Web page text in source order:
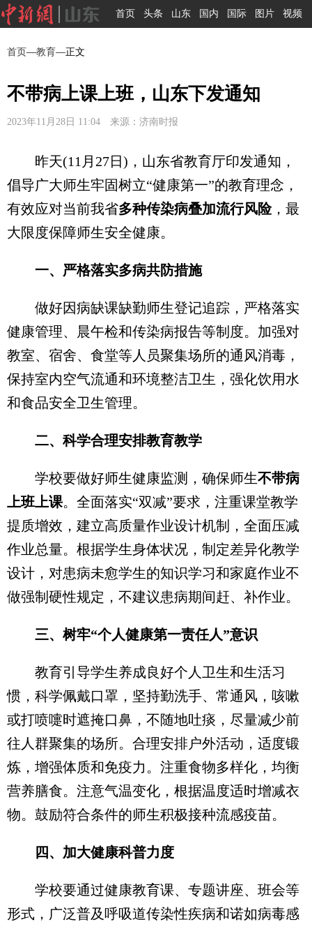
首页 头条 山东 国内 国际 图片 视频
首页—教育—正文
不带病上课上班，山东下发通知
2023年11月28日 11:04 来源：济南时报
昨天(11月27日)，山东省教育厅印发通知，
倡导广大师生牢固树立“健康第一”的教育理念，
有效应对当前我省多种传染病叠加流行风险，最
大限度保障师生安全健康。
一、严格落实多病共防措施
做好因病缺课缺勤师生登记追踪，严格落实
健康管理、晨午检和传染病报告等制度。加强对
教室、宿舍、食堂等人员聚集场所的通风消毒，
保持室内空气流通和环境整洁卫生，强化饮用水
和食品安全卫生管理。
二、科学合理安排教育教学
学校要做好师生健康监测，确保师生不带病
上班上课。全面落实“双减”要求，注重课堂教学
提质增效，建立高质量作业设计机制，全面压减
作业总量。根据学生身体状况，制定差异化教学
设计，对患病未愈学生的知识学习和家庭作业不
做强制硬性规定，不建议患病期间赶、补作业。
三、树牢“个人健康第一责任人”意识
教育引导学生养成良好个人卫生和生活习
惯，科学佩戴口罩，坚持勤洗手、常通风，咳嗽
或打喷嚏时遮掩口鼻，不随地吐痰，尽量减少前
往人群聚集的场所。合理安排户外活动，适度锻
炼，增强体质和免疫力。注重食物多样化，均衡
营养膳食。注意气温变化，根据温度适时增减衣
物。鼓励符合条件的师生积极接种流感疫苗。
四、加大健康科普力度
学校要通过健康教育课、专题讲座、班会等
形式，广泛普及呼吸道传染性疾病和诺如病毒感